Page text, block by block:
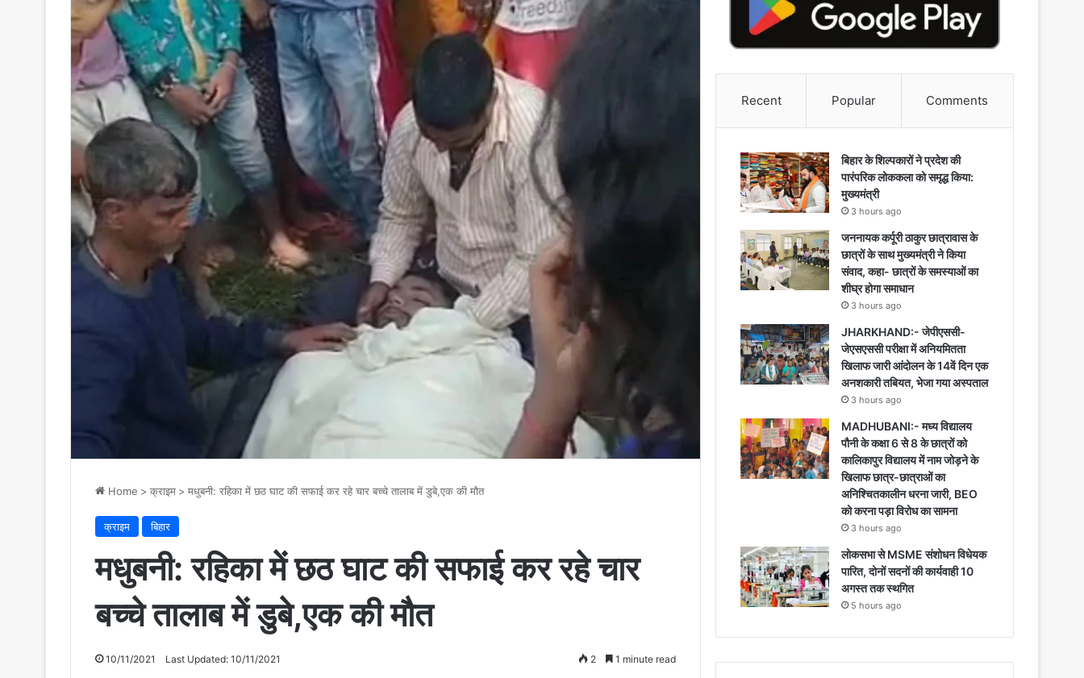
Home > क्राइम > मधुबनी: रहिका में छठ घाट की सफाई कर रहे चार बच्चे तालाब में डुबे,एक की मौत
क्राइम बिहार
मधुबनी: रहिका में छठ घाट की सफाई कर रहे चार
बच्चे तालाब में डुबे,एक की मौत
10/11/2021 Last Updated: 10/11/2021 2 1 minute read
Recent Popular Comments
बिहार के शिल्पकारों ने प्रदेश की
पारंपरिक लोककला को समृद्ध किया:
मुख्यमंत्री
3 hours ago
जननायक कर्पूरी ठाकुर छात्रावास के
छात्रों के साथ मुख्यमंत्री ने किया
संवाद, कहा- छात्रों के समस्याओं का
शीघ्र होगा समाधान
3 hours ago
JHARKHAND:- जेपीएससी-
जेएसएससी परीक्षा में अनियमितता
खिलाफ जारी आंदोलन के 14वें दिन एक
अनशकारी तबियत, भेजा गया अस्पताल
3 hours ago
MADHUBANI:- मध्य विद्यालय
पौनी के कक्षा 6 से 8 के छात्रों को
कालिकापुर विद्यालय में नाम जोड़ने के
खिलाफ छात्र-छात्राओं का
अनिश्चितकालीन धरना जारी, BEO
को करना पड़ा विरोध का सामना
3 hours ago
लोकसभा से MSME संशोधन विधेयक
पारित, दोनों सदनों की कार्यवाही 10
अगस्त तक स्थगित
5 hours ago